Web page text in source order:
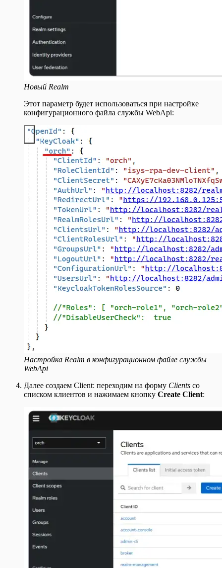
Новый Realm
Этот параметр будет использоваться при настройке
конфигурационного файла службы WebApi:
Настройка Realm в конфигурационном файле службы
WebApi
Далее создаем Client: переходим на форму Clients со
списком клиентов и нажимаем кнопку Create Client: